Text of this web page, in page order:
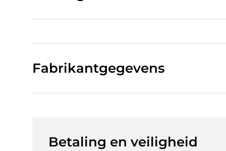
Fabrikantgegevens
Betaling en veiligheid